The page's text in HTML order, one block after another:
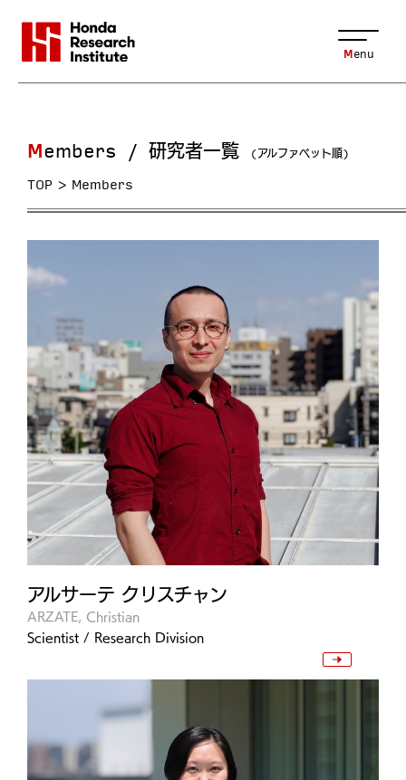
Menu
Members / 研究者一覧 (アルファベット順)
TOP Members
アルサーテ クリスチャン
ARZATE, Christian
Scientist / Research Division